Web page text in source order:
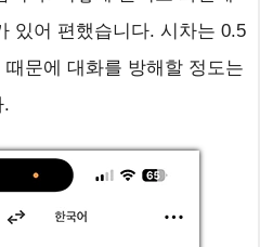
있어 편했습니다. 시차는 0.5
문에 대화를 방해할 정도는
.